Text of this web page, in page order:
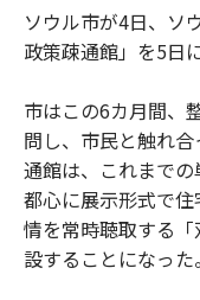
ソウル市が4日、ソ
政策疎通館」を5日
市はこの6カ月間、
問し、市民と触れ
通館は、これまで
都心に展示形式で
情を常時聴取する
設することになった。